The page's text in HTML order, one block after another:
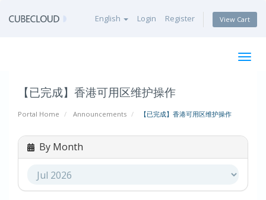
English Login Register View Cart
【已完成】香港可用区维护操作
Portal Home Announcements 【已完成】香港可用区维护操作
By Month